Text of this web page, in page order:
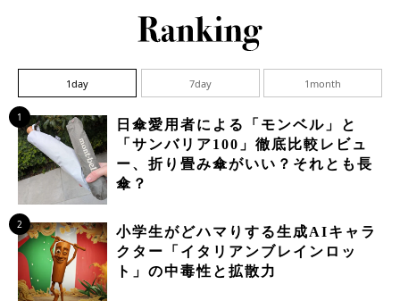
1day 7day 1month
1
日傘愛用者による「モンベル」と
「サンバリア100」徹底比較レビュ
ー、折り畳み傘がいい？それとも長
傘？
2
小学生がどハマりする生成AIキャラ
クター「イタリアンブレインロッ
ト」の中毒性と拡散力